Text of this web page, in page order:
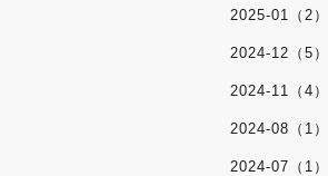
2025-01（2）
2024-12（5）
2024-11（4）
2024-08（1）
2024-07（1）